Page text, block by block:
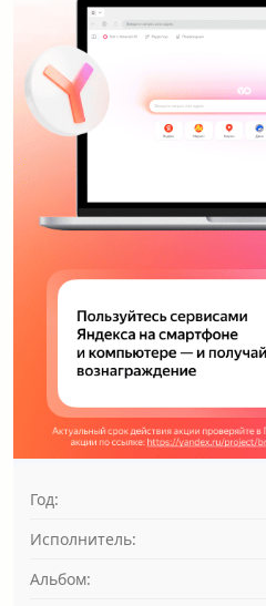
Год:
Исполнитель:
Альбом: